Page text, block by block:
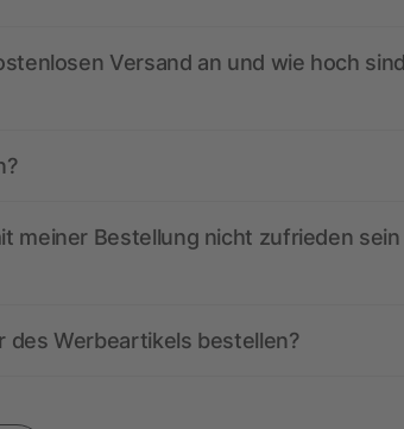
Versand an und wie hoch
meiner Bestellung nicht zufrieden sein
des Werbeartikels bestellen?